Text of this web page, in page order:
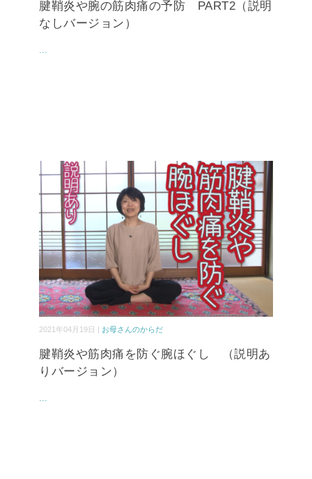
腱鞘炎や腕の筋肉痛の予防 PART2（説明
なしバージョン）
2021年04月19日 | お母さんのからだ
腱鞘炎や筋肉痛を防ぐ腕ほぐし （説明あ
りバージョン）